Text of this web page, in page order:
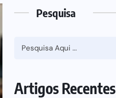
Pesquisa
Artigos Recentes